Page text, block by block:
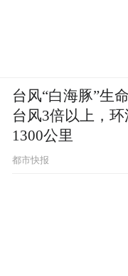
台风“白海豚”生
台风3倍以上，
1300公里
都市快报